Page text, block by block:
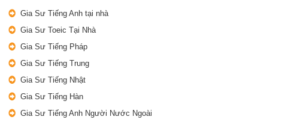
Gia Sư Tiếng Anh tại nhà
Gia Sư Toeic Tại Nhà
Gia Sư Tiếng Pháp
Gia Sư Tiếng Trung
Gia Sư Tiếng Nhật
Gia Sư Tiếng Hàn
Gia Sư Tiếng Anh Người Nước Ngoài